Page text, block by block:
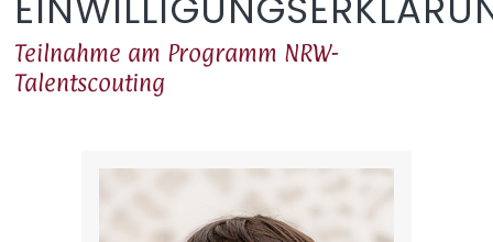
Teilnahme am Programm NRW-
Talentscouting